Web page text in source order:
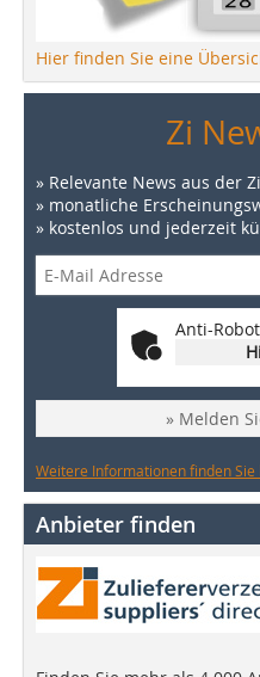
Hier finden Sie eine
Zi
» Relevante News aus der
» monatliche
» kostenlos und jederzeit
Anti-
» Melden
Weitere Informationen finden Sie
Anbieter finden